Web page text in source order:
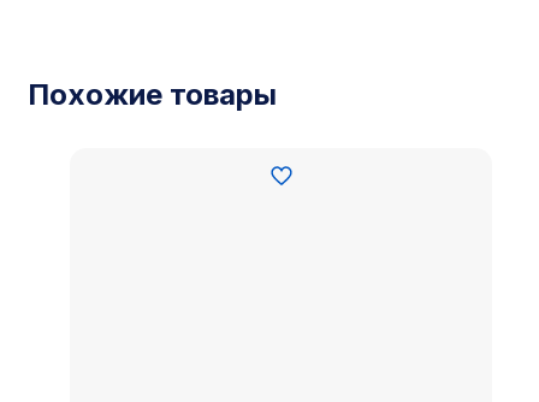
Похожие товары